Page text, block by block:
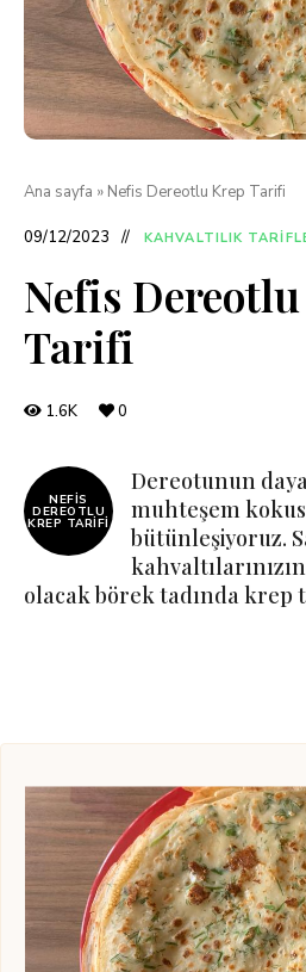
Ana sayfa » Nefis Dereotlu Krep Tarifi
09/12/2023 KAHVALTILIK
Nefis
Tarifi
1.6K 0
NEFIS
DEREOTLU
KREP TARIFI
Dereotunun
muhteşem
bütünleşiyoruz.
olacak börek tadında krep